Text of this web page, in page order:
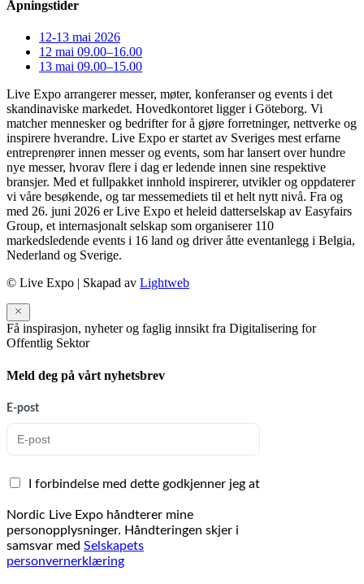
Åpningstider
12-13 mai 2026
12 mai 09.00–16.00
13 mai 09.00–15.00
Live Expo arrangerer messer, møter, konferanser og events i det
skandinaviske markedet. Hovedkontoret ligger i Göteborg. Vi
matcher mennesker og bedrifter for å gjøre forretninger, nettverke og
inspirere hverandre. Live Expo er startet av Sveriges mest erfarne
entreprenører innen messer og events, som har lansert over hundre
nye messer, hvorav flere i dag er ledende innen sine respektive
bransjer. Med et fullpakket innhold inspirerer, utvikler og oppdaterer
vi våre besøkende, og tar messemediets til et helt nytt nivå. Fra og
med 26. juni 2026 er Live Expo et heleid datterselskap av Easyfairs
Group, et internasjonalt selskap som organiserer 110
markedsledende events i 16 land og driver åtte eventanlegg i Belgia,
Nederland og Sverige.
© Live Expo | Skapad av Lightweb
Få inspirasjon, nyheter og faglig innsikt fra Digitalisering for
Offentlig Sektor
Meld deg på vårt nyhetsbrev
E-post
I forbindelse med dette godkjenner jeg at
Nordic Live Expo håndterer mine
personopplysninger. Håndteringen skjer i
samsvar med Selskapets
personvernerklæring